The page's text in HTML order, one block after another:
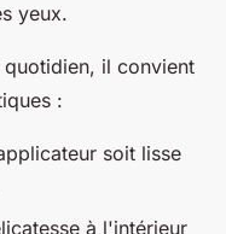
yeux.
il convient
:
soit lisse
à l'intérieur